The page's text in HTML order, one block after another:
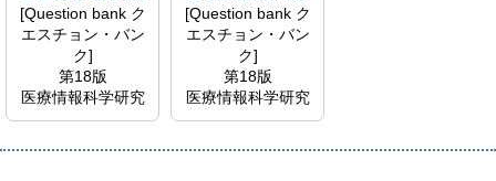
解説
[Question bank ク
エスチョン・バン
ク]
第18版
医療情報科学研究
所編集
解説
[Question bank ク
エスチョン・バン
ク]
第18版
医療情報科学研究
所編集